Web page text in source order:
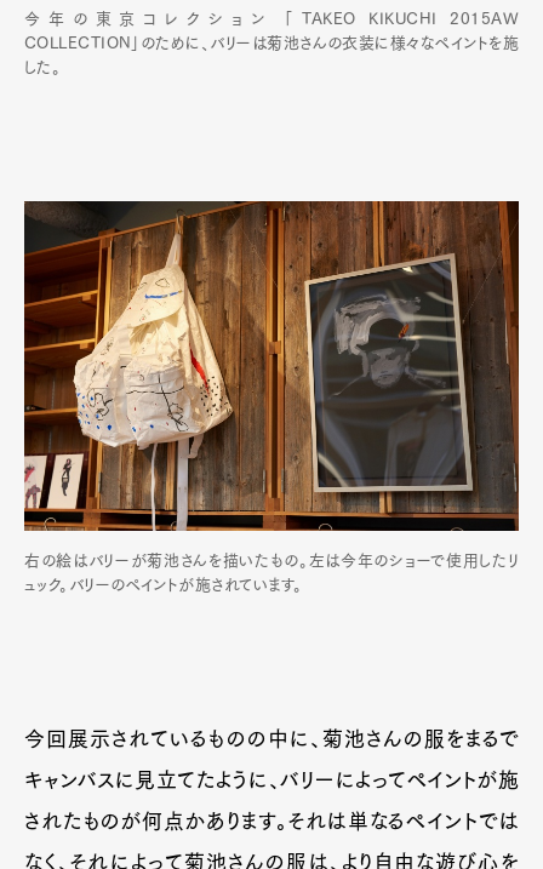
今年の東京コレクション 「TAKEO KIKUCHI 2015AW
COLLECTION」のために、バリーは菊池さんの衣装に様々なペイントを施
した。
右の絵はバリーが菊池さんを描いたもの。左は今年のショーで使用したリ
ュック。バリーのペイントが施されています。
今回展示されているものの中に、菊池さんの服をまるで
キャンバスに見立てたように、バリーによってペイントが施
されたものが何点かあります。それは単なるペイントでは
なく、それによって菊池さんの服は、より自由な遊び心を